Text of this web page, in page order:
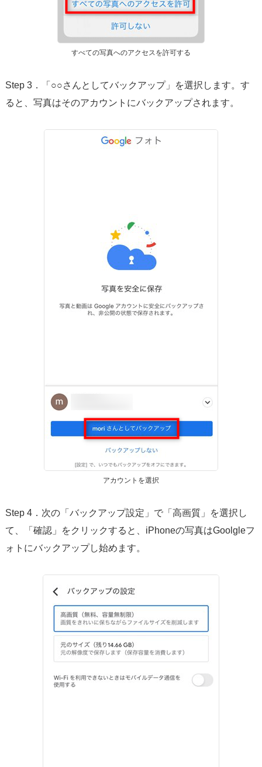
すべての写真へのアクセスを許可する
Step 3．「○○さんとしてバックアップ」を選択します。す
ると、写真はそのアカウントにバックアップされます。
アカウントを選択
Step 4．次の「バックアップ設定」で「高画質」を選択し
て、「確認」をクリックすると、iPhoneの写真はGoolgleフ
ォトにバックアップし始めます。